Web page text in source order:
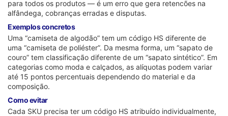
para todos os produtos — é um erro que gera retencões na
alfândega, cobranças erradas e disputas.
Exemplos concretos
Uma “camiseta de algodão” tem um código HS diferente de
uma “camiseta de poliéster”. Da mesma forma, um “sapato de
couro” tem classificação diferente de um “sapato sintético”. Em
categorias como moda e calçados, as alíquotas podem variar
até 15 pontos percentuais dependendo do material e da
composição.
Como evitar
Cada SKU precisa ter um código HS atribuído individualmente,